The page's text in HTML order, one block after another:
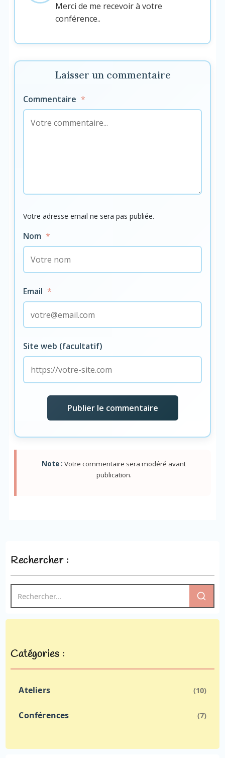
Merci de me recevoir à votre
conférence..
Laisser un commentaire
Commentaire *
Votre adresse email ne sera pas publiée.
Nom *
Email *
Site web (facultatif)
Note : Votre commentaire sera modéré avant
publication.
Rechercher :
Catégories :
Ateliers (10)
Conférences (7)